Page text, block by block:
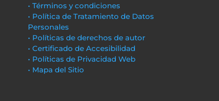
• Términos y condiciones
• Política de Tratamiento de Datos
Personales
• Políticas de derechos de autor
• Certificado de Accesibilidad
• Políticas de Privacidad Web
• Mapa del Sitio